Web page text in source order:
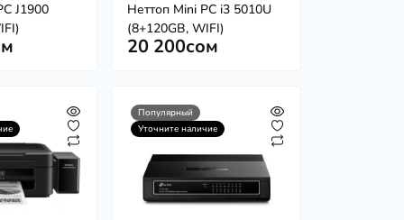
J1900
Неттоп Mini PC i3 5010U
(8+120GB, WIFI)
20 200сом
Популярный
Уточните наличие